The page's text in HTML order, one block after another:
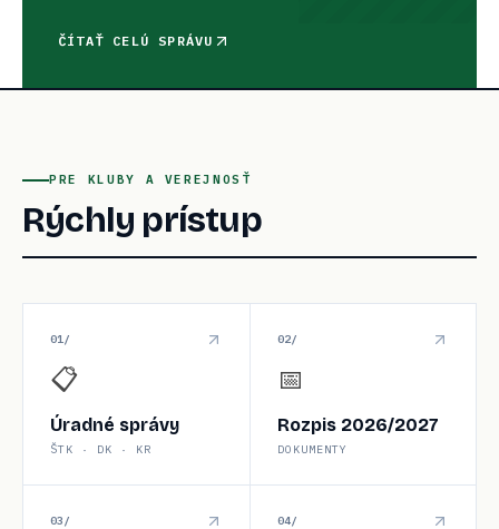
ČÍTAŤ CELÚ SPRÁVU
PRE KLUBY A VEREJNOSŤ
Rýchly prístup
01/
📋
Úradné správy
ŠTK · DK · KR
02/
📅
Rozpis 2026/2027
DOKUMENTY
03/ 04/